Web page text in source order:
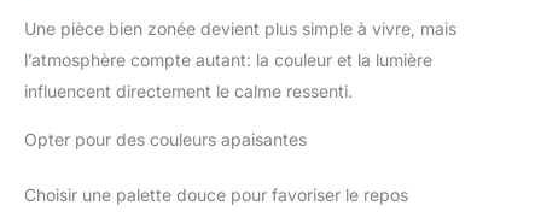
pour être transporté ou stocké lorsqu’il n’est pas utilisé.
que d’en acheter plusieurs individuellement Panier-cadeau
multi-usage et idéal : Notre panier à linge est conçu non
seulement comme un panier à linge ou un panier à linge sale,
jouets, un panier à linge pour filles ou garçons, un panier à
rangement d’épicerie, etc. Avec le design mignon et la
Une pièce bien zonée devient plus simple à vivre, mais
l’atmosphère compte autant: la couleur et la lumière
influencent directement le calme ressenti.
Opter pour des couleurs apaisantes
Choisir une palette douce pour favoriser le repos